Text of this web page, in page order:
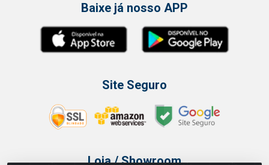
Baixe já nosso APP
Site Seguro
Loja / Showroom